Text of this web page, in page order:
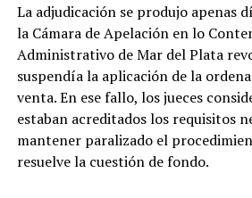
La adjudicación se produjo apenas
la Cámara de Apelación en lo
Administrativo de Mar del Plata
suspendía la aplicación de la
venta. En ese fallo, los jueces
estaban acreditados los requisitos
mantener paralizado el
resuelve la cuestión de fondo.